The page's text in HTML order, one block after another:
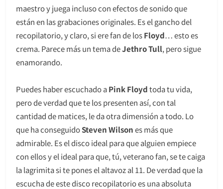
maestro y juega incluso con efectos de sonido que
están en las grabaciones originales. Es el gancho del
recopilatorio, y claro, si ere fan de losFloyd… esto es
crema. Parece más un tema deJethro Tull, pero sigue
enamorando.
Puedes haber escuchado aPink Floydtoda tu vida,
pero de verdad que te los presenten así, con tal
cantidad de matices, le da otra dimensión a todo. Lo
que ha conseguidoSteven Wilsones más que
admirable. Es el disco ideal para que alguien empiece
con ellos y el ideal para que, tú, veterano fan, se te caiga
la lagrimita si te pones el altavoz al 11. De verdad que la
escucha de este disco recopilatorio es una absoluta